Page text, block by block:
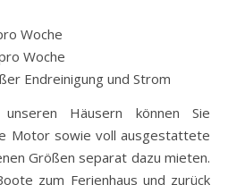
Woche
Woche
Endreinigung und Strom
Häusern können Sie
Motor sowie voll ausgestattete
Größen separat dazu mieten.
zum Ferienhaus und zurück